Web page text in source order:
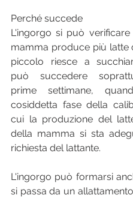
Perché succede
L'ingorgo si può
mamma produce più latte
piccolo riesce a
può succedere
prime settimane,
cosiddetta fase della
cui la produzione del
della mamma si sta
richiesta del lattante.
L'ingorgo può formarsi
si passa da un